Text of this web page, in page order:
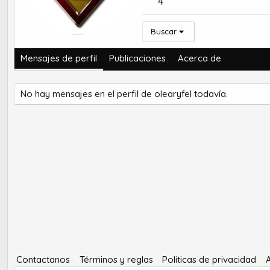
Buscar
Mensajes de perfil Publicaciones Acerca de
No hay mensajes en el perfil de olearyfel todavía.
Contactanos Términos y reglas Politicas de privacidad